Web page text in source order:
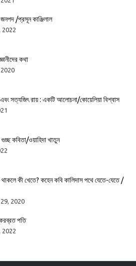
জনপদ /প্রসূন কাঞ্জিলাল
2022
কথা
এবং সত্যজিৎ রায় : একটি আলোচনা/কোয়েলিয়া বিশ্বাস
কবিতা/ওয়াহিদা খাতুন
থাকলে কী খেতে? কহেন কবি কালিদাস পথে যেতে-যেতে /
2020
পতি
2022